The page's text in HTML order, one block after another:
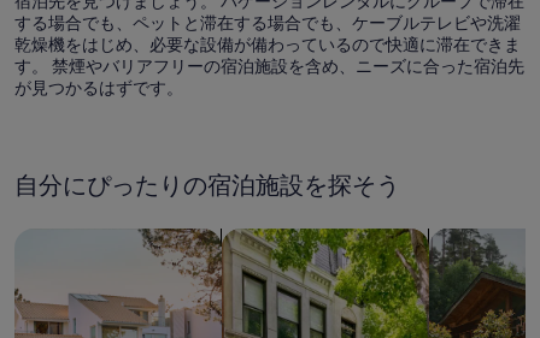
する場合でも、ペットと滞在する場合でも、ケーブルテレビや洗濯
乾燥機をはじめ、必要な設備が備わっているので快適に滞在できま
す。 禁煙やバリアフリーの宿泊施設を含め、ニーズに合った宿泊先
が見つかるはずです。
自分にぴったりの宿泊施設を探そう
コンドミニアム、アパートメントを
キャビンを